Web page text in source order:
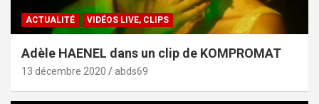
ACTUALITÉ VIDÉOS LIVE, CLIPS
Adèle HAENEL dans un clip de KOMPROMAT
13 décembre 2020 abds69